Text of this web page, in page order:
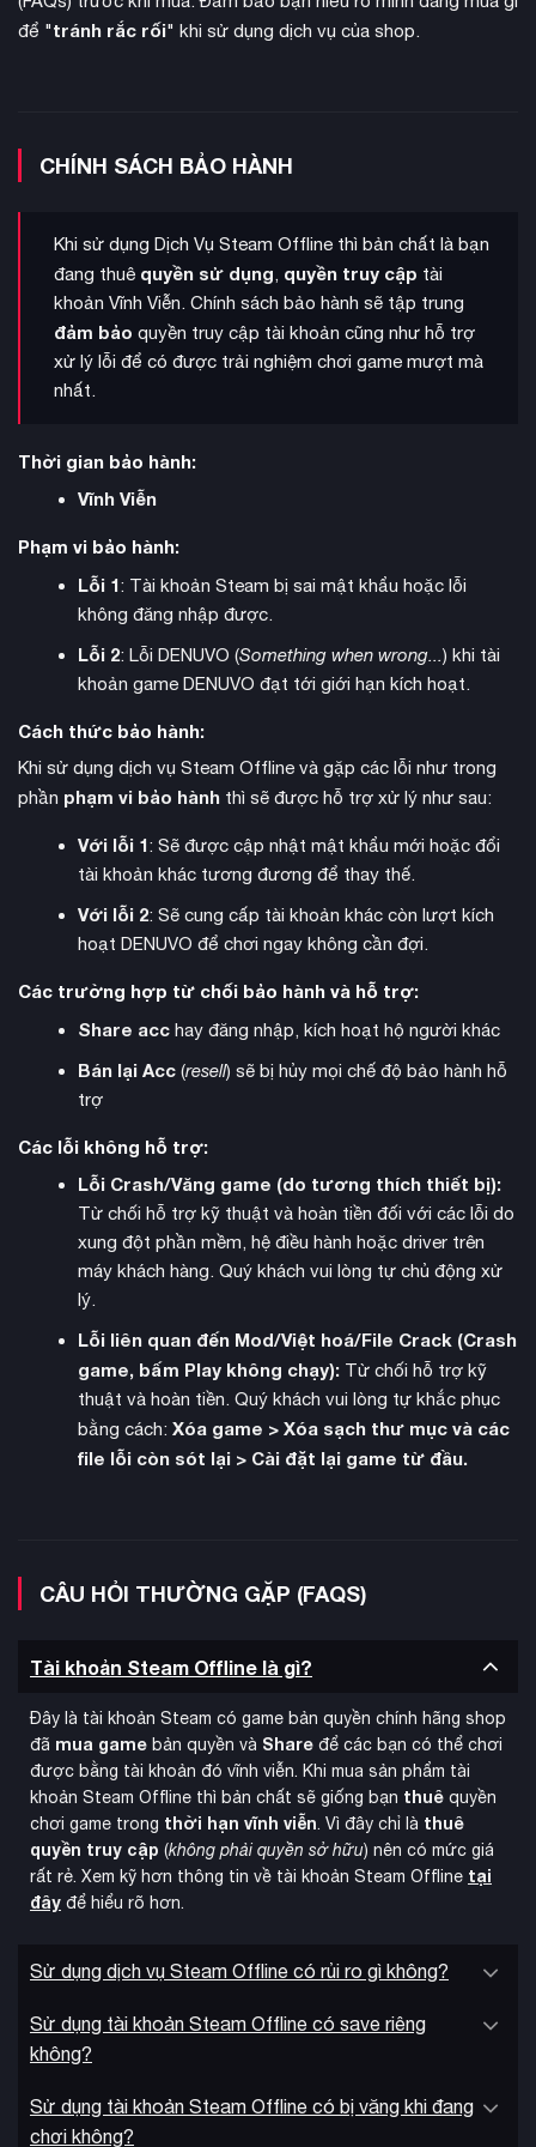
tính, điểm mạnh và khả năng độc đáo. Những đơn vị này bao
gồm các chiến binh ném lao nhanh nhẹn, thợ phá hoại chuyên
Eunuch cầm đôi đao cong, thầy thuốc chữa lành và kỵ binh
lạc đà hạng nặng với sức mạnh đáng gờm.
Game giới thiệu4 lãnh chủ AImới với lâu đài và chiến thuật
độc đáo, nâng tổng số đối thủ lên 20 nhân vật. Những nhân
vật mới này mang đến thử thách chiến thuật đa dạng, từ
Wazir với khả năng phòng thủ mạnh mẽ đến Jewel – người
thích tập hợp quân đội lớn trước khi tấn công.
vào các trận chiến huyền thoại như Nicaea, Heraclea và các
cuộc bao vây Jerusalem cùng Antioch. Với âm nhạc được
remaster hoàn toàn bởi nhà soạn nhạc huyền thoại Robert L.
Euvino, trải nghiệm trở nên sống động và hấp dẫn hơn bao
Edition mang đến mode skirmish được mở rộng với bản đồ
lớn hơn, tùy chọn tùy chỉnh và các cải tiến chất lượng cuộc
sống theo yêu cầu của người chơi. Chế độ co-op hoàn toàn
mới cho phép hai người chơi cùng nhau vượt qua 10 nhiệm vụ
“Battle Trail” thú vị.
sa mạc thịnh vượng và hệ thống phòng thủ hung hãn tạo nên
trải nghiệm RTS độc đáo. Người chơi có thể xây dựng từ
các công trình phòng thủ như tường đá, bẫy gai ẩn và lồng
Tài khoản Steam giá rẻ choStronghold Crusader
Definitive Edition đặc biệt hấp dẫn với những cải tiến về đồ
họa được nâng cấp từ phong cách isometric tiền kết xuất
gốc. Hình ảnh được remaster trung thành với artwork, âm
nhạc và giọng nói gốc, mang đến trải nghiệm vừa quen thuộc
vừa mới mẻ.
để "tránh rắc rối" khi sử dụng dịch vụ của shop.
CHÍNH SÁCH BẢO HÀNH
Khi sử dụng Dịch Vụ Steam Offline thì bản chất là bạn
đang thuê quyền sử dụng, quyền truy cập tài
khoản Vĩnh Viễn. Chính sách bảo hành sẽ tập trung
đảm bảo quyền truy cập tài khoản cũng như hỗ trợ
xử lý lỗi để có được trải nghiệm chơi game mượt mà
nhất.
Thời gian bảo hành:
Vĩnh Viễn
Phạm vi bảo hành:
Lỗi 1: Tài khoản Steam bị sai mật khẩu hoặc lỗi
không đăng nhập được.
Lỗi 2: Lỗi DENUVO (Something when wrong...) khi tài
khoản game DENUVO đạt tới giới hạn kích hoạt.
Cách thức bảo hành:
Khi sử dụng dịch vụ Steam Offline và gặp các lỗi như trong
phần phạm vi bảo hành thì sẽ được hỗ trợ xử lý như sau:
Với lỗi 1: Sẽ được cập nhật mật khẩu mới hoặc đổi
tài khoản khác tương đương để thay thế.
Với lỗi 2: Sẽ cung cấp tài khoản khác còn lượt kích
hoạt DENUVO để chơi ngay không cần đợi.
Các trường hợp từ chối bảo hành và hỗ trợ:
Share acchay đăng nhập, kích hoạt hộ người khác
Bán lại Acc(resell) sẽ bị hủy mọi chế độ bảo hành hỗ
trợ
Các lỗi không hỗ trợ:
Lỗi Crash/Văng game (do tương thích thiết bị):
Từ chối hỗ trợ kỹ thuật và hoàn tiền đối với các lỗi do
xung đột phần mềm, hệ điều hành hoặc driver trên
máy khách hàng. Quý khách vui lòng tự chủ động xử
lý.
Lỗi liên quan đến Mod/Việt hoá/File Crack (Crash
game, bấm Play không chạy):Từ chối hỗ trợ kỹ
thuật và hoàn tiền. Quý khách vui lòng tự khắc phục
bằng cách: Xóa game > Xóa sạch thư mục và các
file lỗi còn sót lại > Cài đặt lại game từ đầu.
CÂU HỎI THƯỜNG GẶP (FAQS)
Tài khoản Steam Offline là gì?
Đây là tài khoản Steam có game bản quyền chính hãng shop
đã mua game bản quyền và Share để các bạn có thể chơi
được bằng tài khoản đó vĩnh viễn. Khi mua sản phẩm tài
khoản Steam Offline thì bản chất sẽ giống bạn thuê quyền
chơi game trong thời hạn vĩnh viễn. Vì đây chỉ là thuê
quyền truy cập (không phải quyền sở hữu) nên có mức giá
rất rẻ. Xem kỹ hơn thông tin về tài khoản Steam Offline tại
đây để hiểu rõ hơn.
Sử dụng dịch vụ Steam Offline có rủi ro gì không?
Sử dụng tài khoản Steam Offline có save riêng
không?
Sử dụng tài khoản Steam Offline có bị văng khi đang
chơi không?